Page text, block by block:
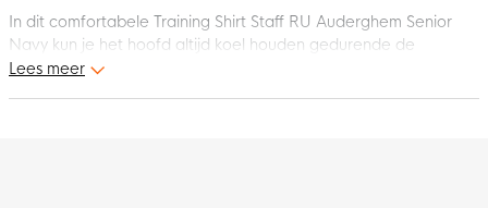
In dit comfortabele Training Shirt Staff RU Auderghem Senior
Navy kun je het hoofd altijd koel houden gedurende de
wedstrijd of training.
Lees meer